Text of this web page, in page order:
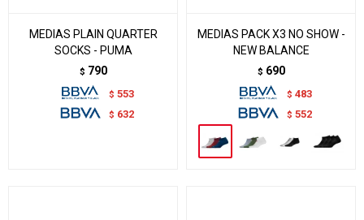
MEDIAS PLAIN QUARTER
SOCKS - PUMA
$ 790
$ 553
$ 632
MEDIAS PACK X3 NO SHOW -
NEW BALANCE
$ 690
$ 483
$ 552